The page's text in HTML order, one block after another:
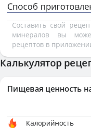
Способ
Составить свой
минералов вы
рецептов в
Калькулятор
Пищевая ценность
Калорийность